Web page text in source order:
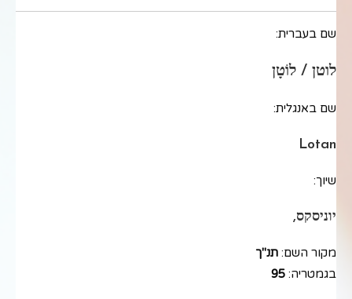
שם בעברית:
לוטן / לוֹטָן
שם באנגלית:
Lotan
שיוך:
יוניסקס,
מקור השם: תנ"ך
בגמטריה: 95